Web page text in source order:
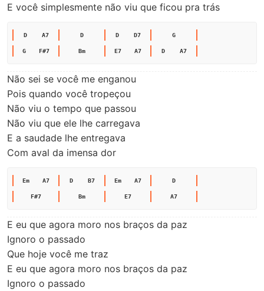
E você simplesmente não viu que ficou pra trás
D A7 D D D7 G
G F#7 Bm E7 A7 D A7
Não sei se você me enganou
Pois quando você tropeçou
Não viu o tempo que passou
Não viu que ele lhe carregava
E a saudade lhe entregava
Com aval da imensa dor
Em A7 D B7 Em A7 D
F#7 Bm E7 A7
E eu que agora moro nos braços da paz
Ignoro o passado
Que hoje você me traz
E eu que agora moro nos braços da paz
Ignoro o passado